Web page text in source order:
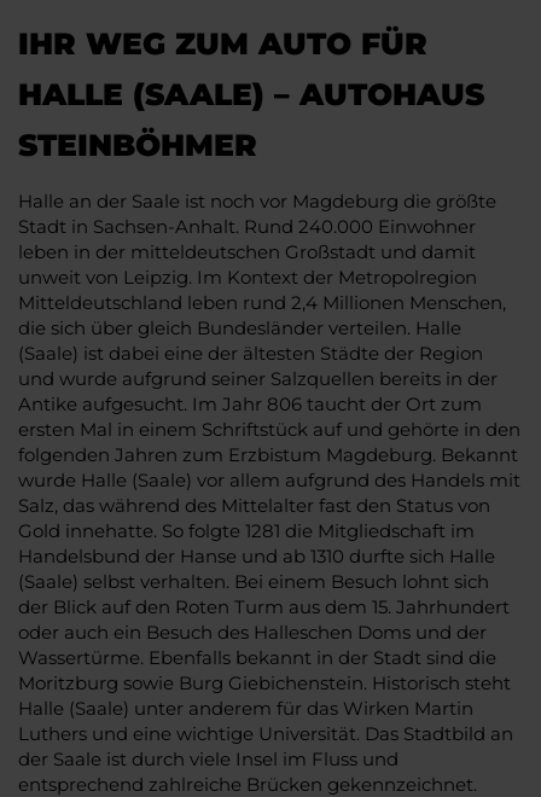
IHR WEG ZUM AUTO FÜR
HALLE (SAALE) – AUTOHAUS
STEINBÖHMER
Halle an der Saale ist noch vor Magdeburg die größte
Stadt in Sachsen-Anhalt. Rund 240.000 Einwohner
leben in der mitteldeutschen Großstadt und damit
unweit von Leipzig. Im Kontext der Metropolregion
Mitteldeutschland leben rund 2,4 Millionen Menschen,
die sich über gleich Bundesländer verteilen. Halle
(Saale) ist dabei eine der ältesten Städte der Region
und wurde aufgrund seiner Salzquellen bereits in der
Antike aufgesucht. Im Jahr 806 taucht der Ort zum
ersten Mal in einem Schriftstück auf und gehörte in den
folgenden Jahren zum Erzbistum Magdeburg. Bekannt
wurde Halle (Saale) vor allem aufgrund des Handels mit
Salz, das während des Mittelalter fast den Status von
Gold innehatte. So folgte 1281 die Mitgliedschaft im
Handelsbund der Hanse und ab 1310 durfte sich Halle
(Saale) selbst verhalten. Bei einem Besuch lohnt sich
der Blick auf den Roten Turm aus dem 15. Jahrhundert
oder auch ein Besuch des Halleschen Doms und der
Wassertürme. Ebenfalls bekannt in der Stadt sind die
Moritzburg sowie Burg Giebichenstein. Historisch steht
Halle (Saale) unter anderem für das Wirken Martin
Luthers und eine wichtige Universität. Das Stadtbild an
der Saale ist durch viele Insel im Fluss und
entsprechend zahlreiche Brücken gekennzeichnet.